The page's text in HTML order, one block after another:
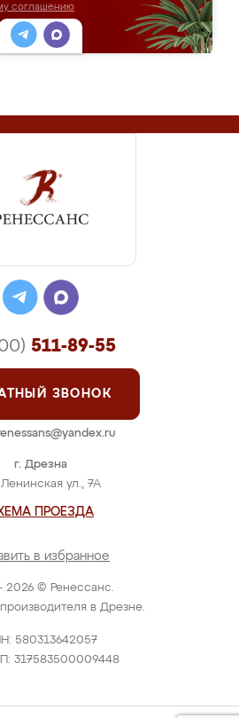
соглашению
2026 © Ренессанс.
в Дрезне.
580313642057
317583500009448
г. Дрезна
ул., 7А
ПРОЕЗДА
в избранное
511-89-55
ЗВОНОК